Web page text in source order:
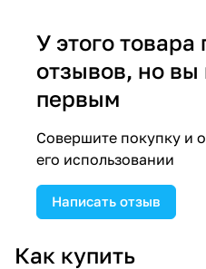
У этого товара
отзывов, но
первым
Совершите покупку и
его использовании
Написать отзыв
Как купить